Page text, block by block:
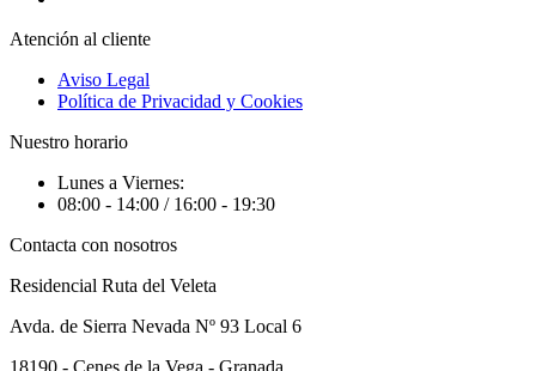
Atención al cliente
Aviso Legal
Política de Privacidad y Cookies
Nuestro horario
Lunes a Viernes:
08:00 - 14:00 / 16:00 - 19:30
Contacta con nosotros
Residencial Ruta del Veleta
Avda. de Sierra Nevada Nº 93 Local 6
18190 - Cenes de la Vega - Granada